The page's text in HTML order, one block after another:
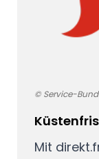
© Service-Bund
Mit